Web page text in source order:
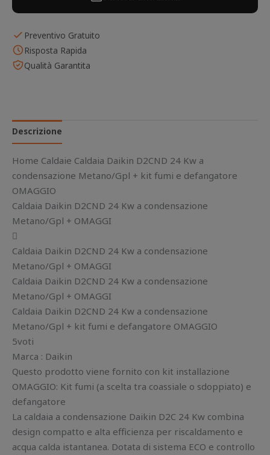
Preventivo Gratuito
Risposta Rapida
Qualità Garantita
Descrizione
Home Caldaie Caldaia Daikin D2CND 24 Kw a
condensazione Metano/Gpl + kit fumi e defangatore
OMAGGIO
Caldaia Daikin D2CND 24 Kw a condensazione
Metano/Gpl + OMAGGI

Caldaia Daikin D2CND 24 Kw a condensazione
Metano/Gpl + OMAGGI
Caldaia Daikin D2CND 24 Kw a condensazione
Metano/Gpl + OMAGGI
Caldaia Daikin D2CND 24 Kw a condensazione
Metano/Gpl + kit fumi e defangatore OMAGGIO
5voti
Marca : Daikin
Questo prodotto viene fornito con kit installazione
OMAGGIO: Kit fumi (a scelta tra coassiale o sdoppiato) e
defangatore
La caldaia a condensazione Daikin D2C 24 Kw combina
design compatto e alta efficienza per riscaldamento e
acqua calda istantanea. Dotata di sistema ECO e controllo